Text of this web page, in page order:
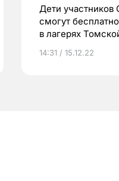
Дети участников
смогут
в лагерях
14:31 / 15.12.22